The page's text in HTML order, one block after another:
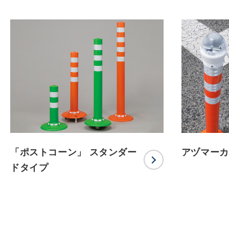
「ポストコーン」 スタンダー
ドタイプ
アヅマー